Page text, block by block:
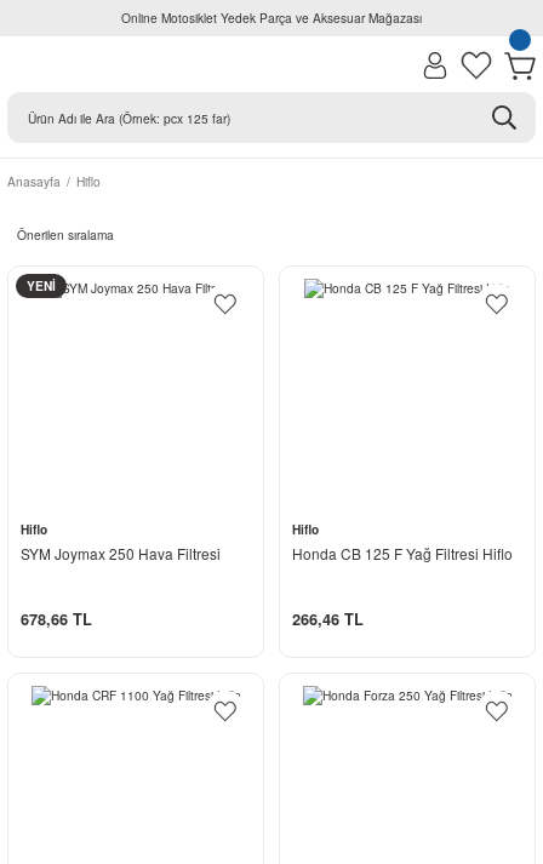
Online Motosiklet Yedek Parça ve Aksesuar Mağazası
Anasayfa Hiflo
YENİ
Hiflo
SYM Joymax 250 Hava Filtresi
678,66 TL
Hiflo
Honda CB 125 F Yağ Filtresi Hiflo
266,46 TL